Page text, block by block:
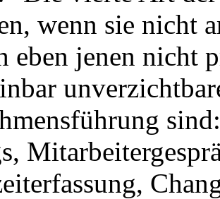
wenn sie nicht
eben jenen nicht